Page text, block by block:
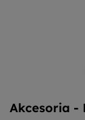
Akcesoria -